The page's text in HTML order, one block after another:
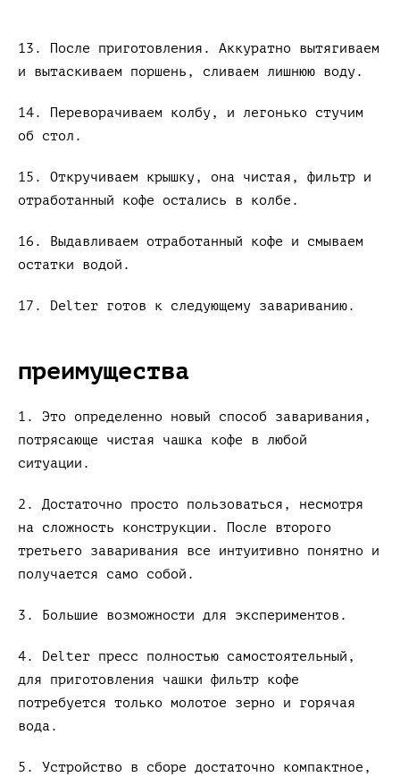
13. После приготовления. Аккуратно вытягиваем
и вытаскиваем поршень, сливаем лишнюю воду.
14. Переворачиваем колбу, и легонько стучим
об стол.
15. Откручиваем крышку, она чистая, фильтр и
отработанный кофе остались в колбе.
16. Выдавливаем отработанный кофе и смываем
остатки водой.
17. Delter готов к следующему завариванию.
преимущества
1. Это определенно новый способ заваривания,
потрясающе чистая чашка кофе в любой
ситуации.
2. Достаточно просто пользоваться, несмотря
на сложность конструкции. После второго
третьего заваривания все интуитивно понятно и
получается само собой.
3. Большие возможности для экспериментов.
4. Delter пресс полностью самостоятельный,
для приготовления чашки фильтр кофе
потребуется только молотое зерно и горячая
вода.
5. Устройство в сборе достаточно компактное,